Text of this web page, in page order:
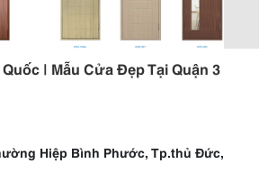
| Mẫu Cửa Đẹp Tại Quận 3
Hiệp Bình Phước, Tp.thủ Đức,